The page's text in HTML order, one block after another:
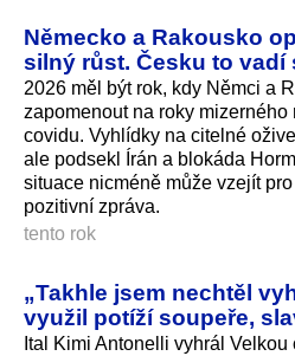
Německo a Rakousko
silný růst. Česku to vadí
2026 měl být rok, kdy Němci a
zapomenout na roky
covidu. Vyhlídky na citelné
ale podsekl Írán a blokáda
situace nicméně může vzejít
pozitivní zpráva.
tento rok
„Takhle jsem nechtěl
využil potíží soupeře,
Ital Kimi Antonelli vyhrál